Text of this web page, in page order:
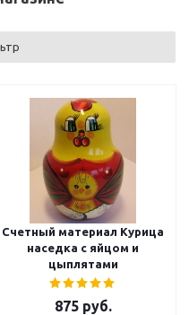
Счетный материал Курица
наседка с яйцом и
цыплятами
875руб.